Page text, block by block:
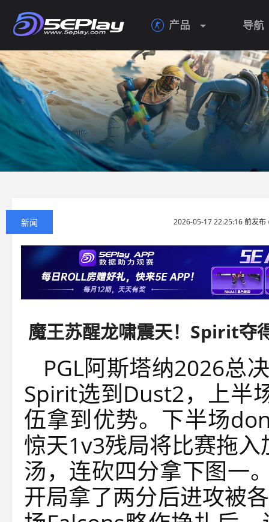
 产品 导航
新闻 2026-05-17 22:25:16 前发布
魔王苏醒龙啸震天！Spirit夺
PGL阿斯塔纳2026总
Spirit选到Dust2，上半
伍拿到优势。下半场
惊天1v3残局将比赛拖
汤，连砍四分拿下图一
开局拿了两分后进攻被